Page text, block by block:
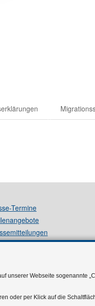
Termine
unserer Webseite sogenannte
oder per Klick auf die